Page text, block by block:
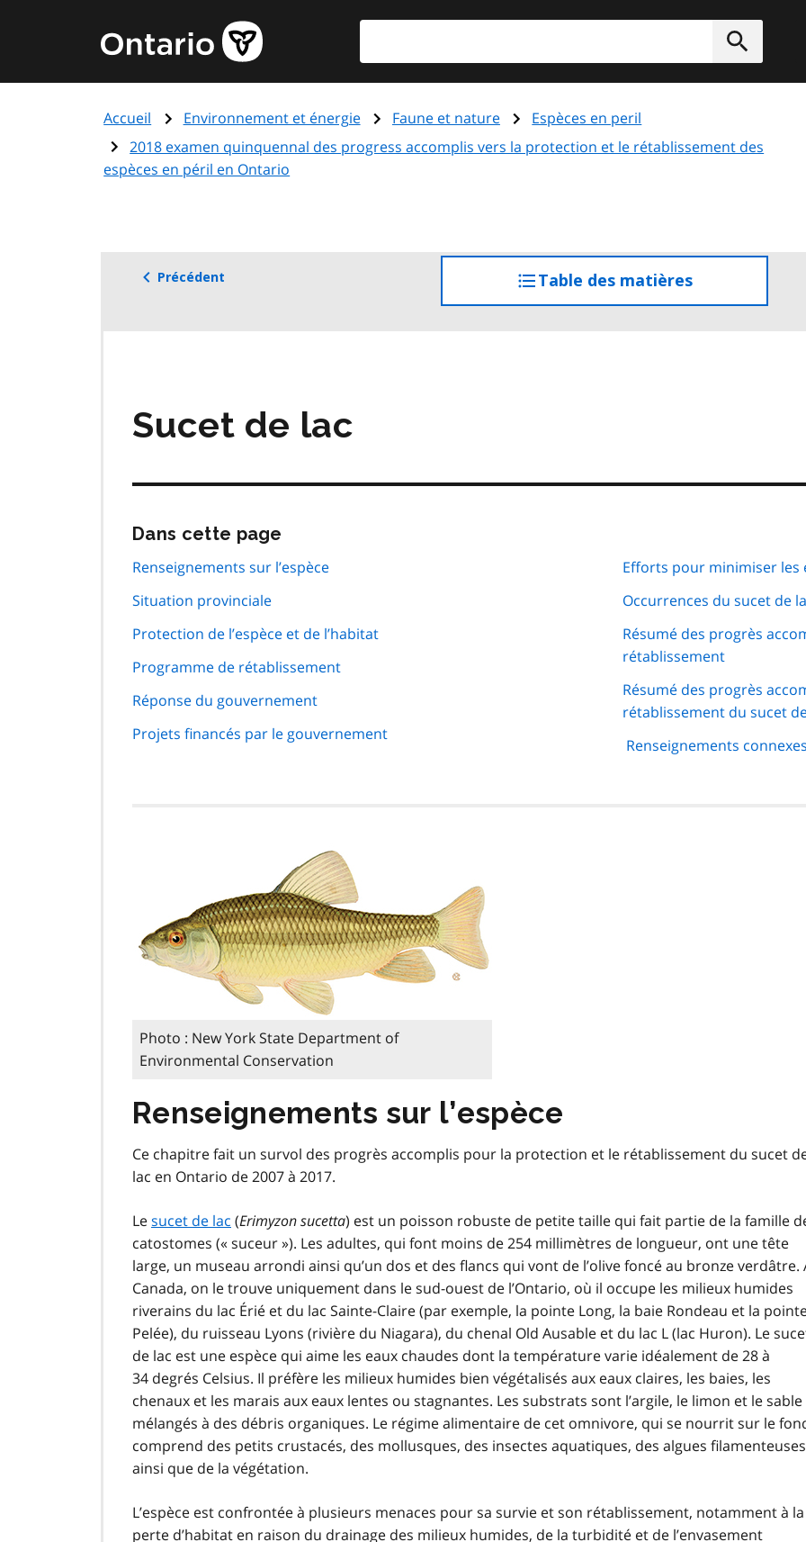
principal
Page
d'accueil
de
l'Ontario
Accueil Environnement et énergie Faune et nature
Espèces en peril
2018 examen quinquennal des progress accomplis vers la protection et le rétablissement des
espèces en péril en Ontario
Précédent Table des matièresaccéder
à
Sucet de lac
Dans cette page
navigation
de
Renseignements sur l’espèce
Situation provinciale
Protection de l’espèce et de l’habitat
Programme de rétablissement
Réponse du gouvernement
Projets financés par le gouvernement
Efforts pour minimiser les
Occurrences du sucet de
Résumé des progrès
rétablissement
Résumé des progrès
rétablissement du sucet
Renseignements
Photo : New York State Department of
Environmental Conservation
Renseignements sur l’espèce
Ce chapitre fait un survol des progrès accomplis pour la protection et le rétablissement du sucet
lac en Ontario de 2007 à 2017.
Lesucet de lac (Erimyzon sucetta) est un poisson robuste de petite taille qui fait partie de la famille
catostomes (« suceur »). Les adultes, qui font moins de 254 millimètres de longueur, ont une tête
large, un museau arrondi ainsi qu’un dos et des flancs qui vont de l’olive foncé au bronze verdâtre.
Canada, on le trouve uniquement dans le sud-ouest de l’Ontario, où il occupe les milieux humides
riverains du lac Érié et du lac Sainte-Claire (par exemple, la pointe Long, la baie Rondeau et la
Pelée), du ruisseau Lyons (rivière du Niagara), du chenal Old Ausable et du lac L (lac Huron). Le
de lac est une espèce qui aime les eaux chaudes dont la température varie idéalement de 28 à
34 degrés Celsius. Il préfère les milieux humides bien végétalisés aux eaux claires, les baies, les
chenaux et les marais aux eaux lentes ou stagnantes. Les substrats sont l’argile, le limon et le sable
mélangés à des débris organiques. Le régime alimentaire de cet omnivore, qui se nourrit sur le
comprend des petits crustacés, des mollusques, des insectes aquatiques, des algues filamenteuses
ainsi que de la végétation.
L’espèce est confrontée à plusieurs menaces pour sa survie et son rétablissement, notamment à la
perte d’habitat en raison du drainage des milieux humides, de la turbidité et de l’envasement